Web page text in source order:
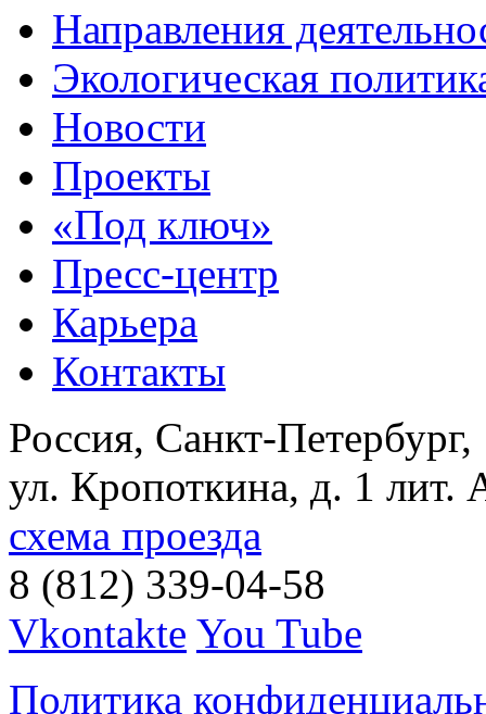
Направления
Экологическая
Новости
Проекты
«Под ключ»
Пресс-центр
Карьера
Контакты
Россия, Санкт-Петербург,
ул. Кропоткина, д. 1 лит.
схема проезда
8 (812) 339-04-58
Vkontakte You Tube
Политика